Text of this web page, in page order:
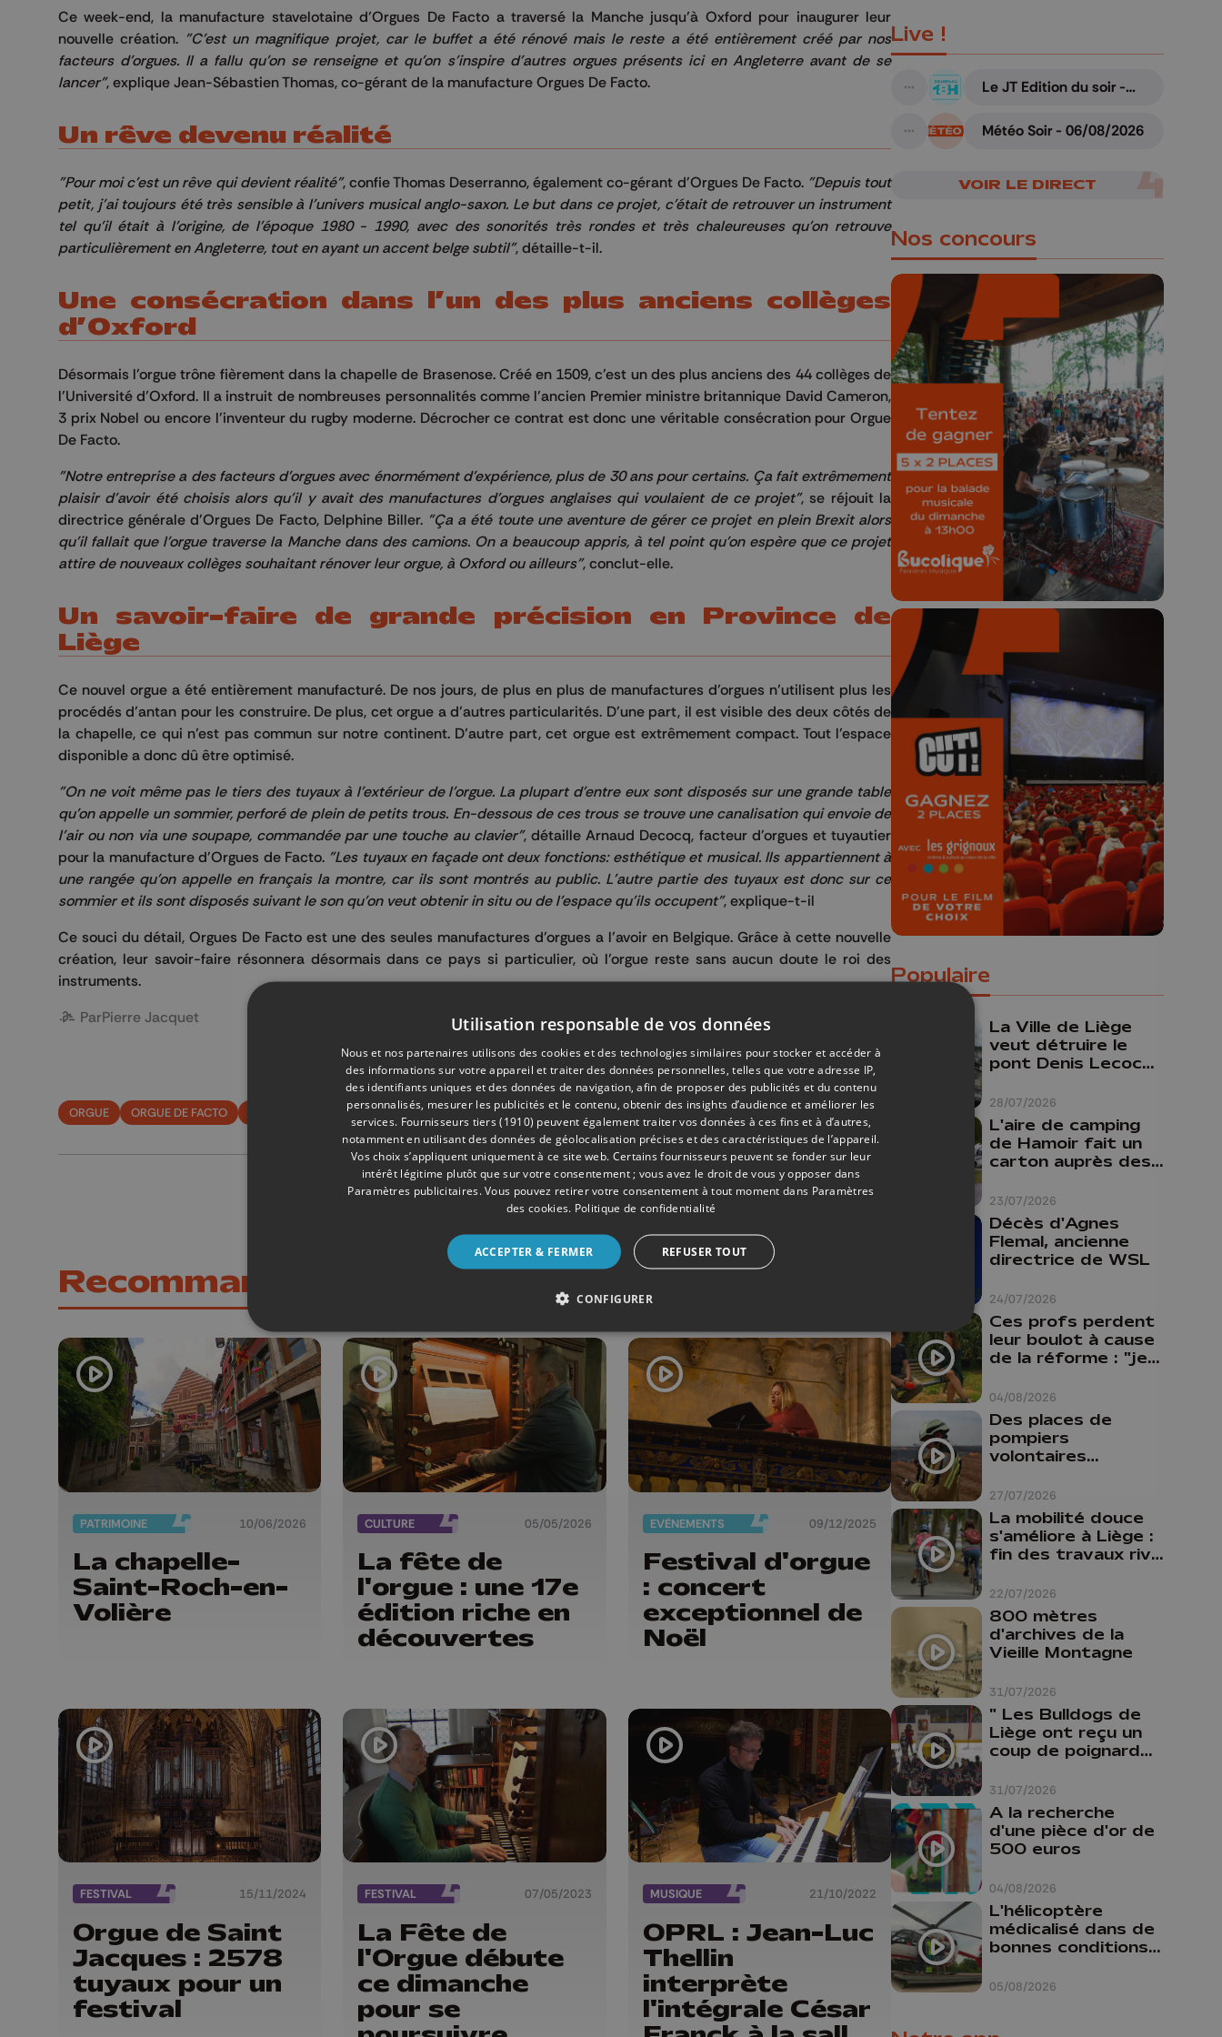
Ce week-end, la manufacture stavelotaine d’Orgues De Facto a traversé la Manche jusqu’à Oxford pour inaugurer leur
nouvelle création. "C'est un magnifique projet, car le buffet a été rénové mais le reste a été entièrement créé par nos
facteurs d'orgues. Il a fallu qu'on se renseigne et qu'on s'inspire d'autres orgues présents ici en Angleterre avant de se
lancer", explique Jean-Sébastien Thomas, co-gérant de la manufacture Orgues De Facto.
Un rêve devenu réalité
"Pour moi c'est un rêve qui devient réalité", confie Thomas Deserranno, également co-gérant d'Orgues De Facto. "Depuis tout
petit, j'ai toujours été très sensible à l'univers musical anglo-saxon. Le but dans ce projet, c'était de retrouver un instrument
tel qu'il était à l'origine, de l'époque 1980 - 1990, avec des sonorités très rondes et très chaleureuses qu'on retrouve
particulièrement en Angleterre, tout en ayant un accent belge subtil", détaille-t-il.
Une consécration dans l’un des plus anciens collèges
d’Oxford
Désormais l'orgue trône fièrement dans la chapelle de Brasenose. Créé en 1509, c’est un des plus anciens des 44 collèges de
l’Université d’Oxford. Il a instruit de nombreuses personnalités comme l’ancien Premier ministre britannique David Cameron,
3 prix Nobel ou encore l’inventeur du rugby moderne. Décrocher ce contrat est donc une véritable consécration pour Orgue
De Facto.
"Notre entreprise a des facteurs d'orgues avec énormément d'expérience, plus de 30 ans pour certains. Ça fait extrêmement
plaisir d'avoir été choisis alors qu'il y avait des manufactures d'orgues anglaises qui voulaient de ce projet", se réjouit la
directrice générale d'Orgues De Facto, Delphine Biller. "Ça a été toute une aventure de gérer ce projet en plein Brexit alors
qu'il fallait que l'orgue traverse la Manche dans des camions. On a beaucoup appris, à tel point qu'on espère que ce projet
attire de nouveaux collèges souhaitant rénover leur orgue, à Oxford ou ailleurs", conclut-elle.
Un savoir-faire de grande précision en Province de
Liège
Ce nouvel orgue a été entièrement manufacturé. De nos jours, de plus en plus de manufactures d’orgues n’utilisent plus les
procédés d’antan pour les construire. De plus, cet orgue a d’autres particularités. D’une part, il est visible des deux côtés de
la chapelle, ce qui n’est pas commun sur notre continent. D’autre part, cet orgue est extrêmement compact. Tout l’espace
disponible a donc dû être optimisé.
"On ne voit même pas le tiers des tuyaux à l'extérieur de l'orgue. La plupart d'entre eux sont disposés sur une grande table
qu'on appelle un sommier, perforé de plein de petits trous. En-dessous de ces trous se trouve une canalisation qui envoie de
l'air ou non via une soupape, commandée par une touche au clavier", détaille Arnaud Decocq, facteur d'orgues et tuyautier
pour la manufacture d'Orgues de Facto. "Les tuyaux en façade ont deux fonctions: esthétique et musical. Ils appartiennent à
une rangée qu'on appelle en français la montre, car ils sont montrés au public. L'autre partie des tuyaux est donc sur ce
sommier et ils sont disposés suivant le son qu'on veut obtenir in situ ou de l'espace qu'ils occupent", explique-t-il
Ce souci du détail, Orgues De Facto est une des seules manufactures d’orgues a l’avoir en Belgique. Grâce à cette nouvelle
création, leur savoir-faire résonnera désormais dans ce pays si particulier, où l’orgue reste sans aucun doute le roi des
instruments.
ParPierre Jacquet
ORGUE ORGUE DE FACTO FACTEUR D'ORGUES
Partager sur
Partagez sur FaceBook
Partagez sur LinkedIn
Partagez sur Whatsapp
Recommandations
PATRIMOINE 10/06/2026
La chapelle-
Saint-Roch-en-
Volière
CULTURE 05/05/2026
La fête de
l'orgue : une 17e
édition riche en
découvertes
EVÈNEMENTS 09/12/2025
Festival d'orgue
: concert
exceptionnel de
Noël
FESTIVAL 15/11/2024
Orgue de Saint
Jacques : 2578
tuyaux pour un
festival
FESTIVAL 07/05/2023
La Fête de
l'Orgue débute
ce dimanche
pour se
MUSIQUE 21/10/2022
OPRL : Jean-Luc
Thellin
interprète
l'intégrale César
Live !
A suivre
Le JT Edition du soir -
A suivre
Météo Soir - 06/08/2026
VOIR LE DIRECT
Nos concours
🎁 Gagnez 5x2
places pour le
Bucolique Ferrières
Festival 🌿🎶
Concours valable jusqu'au 9 août,
23h59.
🎬 Concours CUT x
Les Grignoux ✨
Concours permanent - 2 places à
gagner chaque semaine !
Populaire
28/07/2026
La Ville de Liège
veut détruire le
pont Denis Lecocq
budget pour le
faire
23/07/2026
L'aire de camping
de Hamoir fait un
carton auprès des
24/07/2026
Décès d'Agnes
Flemal, ancienne
directrice de WSL
04/08/2026
Ces profs perdent
leur boulot à cause
de la réforme : "je
comme prof que
comme
pharmacienne"
27/07/2026
Des places de
pompiers
volontaires
province de Liège :
"Un citoyen qui
n'est formé ne
peut pas nous
aider"
22/07/2026
La mobilité douce
s'améliore à Liège :
fin des travaux rive
cyclo-piétonnes
Avroy et
Guillemins...
31/07/2026
800 mètres
d'archives de la
Vieille Montagne
31/07/2026
" Les Bulldogs de
Liège ont reçu un
coup de poignard
04/08/2026
A la recherche
d'une pièce d'or de
500 euros
05/08/2026
L'hélicoptère
médicalisé dans de
bonnes conditions à
Utilisation responsable de vos données
Nous et nos partenaires utilisons des cookies et des technologies similaires pour stocker et accéder à
des informations sur votre appareil et traiter des données personnelles, telles que votre adresse IP,
des identifiants uniques et des données de navigation, afin de proposer des publicités et du contenu
personnalisés, mesurer les publicités et le contenu, obtenir des insights d’audience et améliorer les
services. Fournisseurs tiers (1910) peuvent également traiter vos données à ces fins et à d’autres,
notamment en utilisant des données de géolocalisation précises et des caractéristiques de l’appareil.
Vos choix s’appliquent uniquement à ce site web. Certains fournisseurs peuvent se fonder sur leur
intérêt légitime plutôt que sur votre consentement ; vous avez le droit de vous y opposer dans
Paramètres publicitaires. Vous pouvez retirer votre consentement à tout moment dans Paramètres
des cookies. Politique de confidentialité
ACCEPTER & FERMER REFUSER TOUT
CONFIGURER